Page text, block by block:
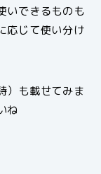
いできるものも
応じて使い分け
）も載せてみま
ね